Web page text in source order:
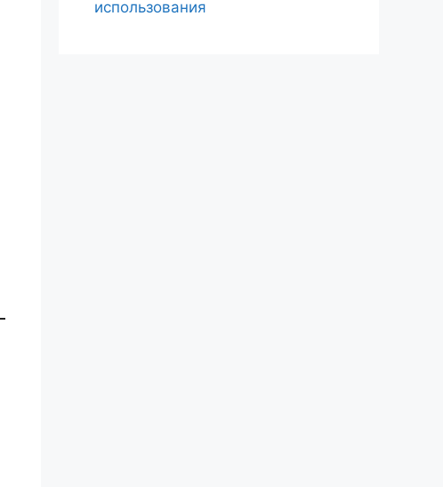
использования